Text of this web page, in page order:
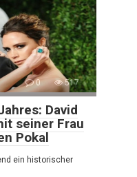
0 517
David
seiner Frau
Pokal
ein historischer